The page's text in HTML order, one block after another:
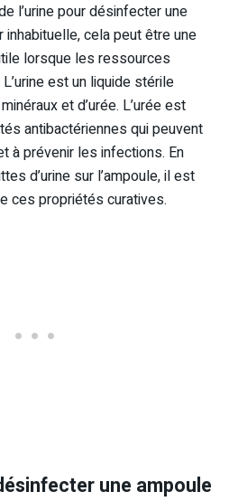
l’urine pour désinfecter une
cela peut être une
lorsque les ressources
est un liquide stérile
et d’urée. L’urée est
antibactériennes qui peuvent
à prévenir les infections. En
d’urine sur l’ampoule, il est
ces propriétés curatives.
une ampoule